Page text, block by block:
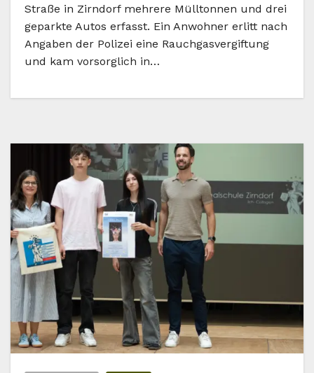
Straße in Zirndorf mehrere Mülltonnen und drei
geparkte Autos erfasst. Ein Anwohner erlitt nach
Angaben der Polizei eine Rauchgasvergiftung
und kam vorsorglich in…